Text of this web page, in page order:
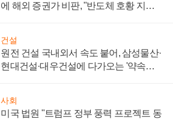
에 해외 증권가 비판, "반도체 호황 지속
건설
원전 건설 국내외서 속도 붙어, 삼성물산·
현대건설·대우건설에 다가오는 '약속의
사회
미국 법원 "트럼프 정부 풍력 프로젝트 동